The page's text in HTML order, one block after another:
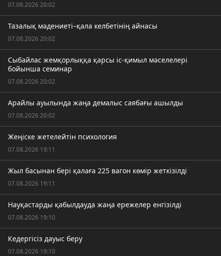
07.08.2026 20:02
Тазалық мәдениеті–қала келбетінің айнасы
07.08.2026 20:02
Сыбайлас жемқорлыққа қарсы іс-қимыл мәселелері
бойынша семинар
07.08.2026 20:02
Арайлы ауылында жаңа демалыс саябағы ашылды
07.08.2026 20:02
Жеңіске жетелейтін психология
07.08.2026 19:11
Жыл басынан бері қалаға 225 вагон көмір жеткізілді
07.08.2026 19:11
Науқастарды қабылдауда жаңа ережелер енгізілді
07.08.2026 19:10
Кедергісіз дауыс беру
07.08.2026 19:10